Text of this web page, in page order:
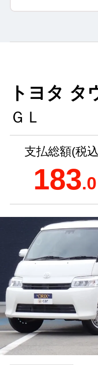
トヨタ
ＧＬ
支払総額(税
183.0